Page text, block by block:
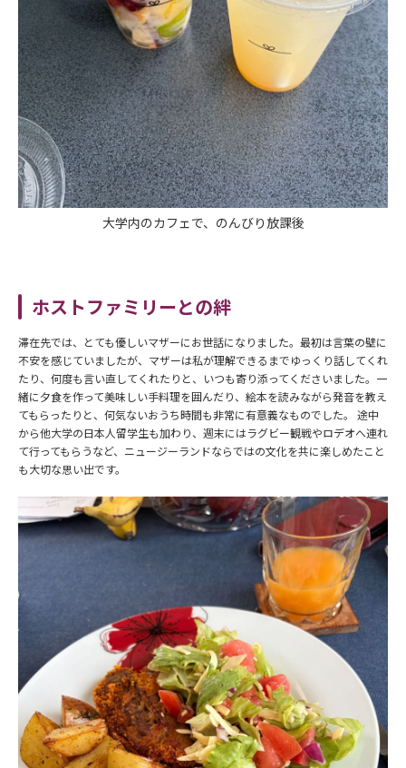
大学内のカフェで、のんびり放課後
ホストファミリーとの絆
滞在先では、とても優しいマザーにお世話になりました。最初は言葉の壁に
不安を感じていましたが、マザーは私が理解できるまでゆっくり話してくれ
たり、何度も言い直してくれたりと、いつも寄り添ってくださいました。一
緒に夕食を作って美味しい手料理を囲んだり、絵本を読みながら発音を教え
てもらったりと、何気ないおうち時間も非常に有意義なものでした。 途中
から他大学の日本人留学生も加わり、週末にはラグビー観戦やロデオへ連れ
て行ってもらうなど、ニュージーランドならではの文化を共に楽しめたこと
も大切な思い出です。